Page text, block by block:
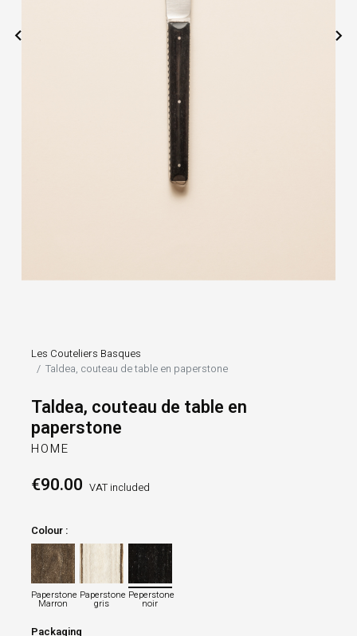
 
Les Couteliers Basques
Taldea, couteau de table en paperstone
Taldea, couteau de table en
paperstone
HOME
€90.00 VAT included
Colour :
Paperstone Marron
Paperstone
Marron
Paperstone gris
Paperstone
gris
Peperstone noir
Peperstone
noir
Packaging